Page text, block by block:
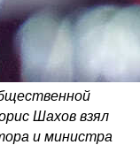
Шахов взял
и министра